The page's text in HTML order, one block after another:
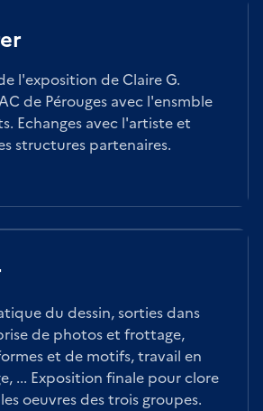
l'exposition de Claire G.
de Pérouges avec l'ensmble
Echanges avec l'artiste et
structures partenaires.
du dessin, sorties dans
de photos et frottage,
et de motifs, travail en
... Exposition finale pour clore
oeuvres des trois groupes.